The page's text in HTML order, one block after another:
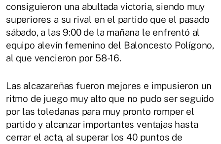
consiguieron una abultada victoria, siendo muy
superiores a su rival en el partido que el pasado
sábado, a las 9:00 de la mañana le enfrentó al
equipo alevín femenino del Baloncesto Polígono,
al que vencieron por 58-16.
Las alcazareñas fueron mejores e impusieron un
ritmo de juego muy alto que no pudo ser seguido
por las toledanas para muy pronto romper el
partido y alcanzar importantes ventajas hasta
cerrar el acta, al superar los 40 puntos de